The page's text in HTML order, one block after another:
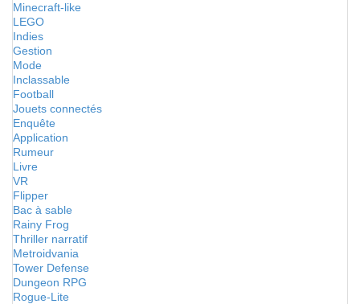
Minecraft-like
LEGO
Indies
Gestion
Mode
Inclassable
Football
Jouets connectés
Enquête
Application
Rumeur
Livre
VR
Flipper
Bac à sable
Rainy Frog
Thriller narratif
Metroidvania
Tower Defense
Dungeon RPG
Rogue-Lite